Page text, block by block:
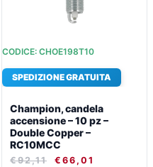
CODICE: CHOE198T10
SPEDIZIONE GRATUITA
Champion, candela
accensione – 10 pz –
Double Copper –
RC10MCC
€92,11 € 66,01